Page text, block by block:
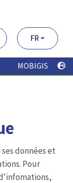
FR
MOBIGIS
données et
Pour